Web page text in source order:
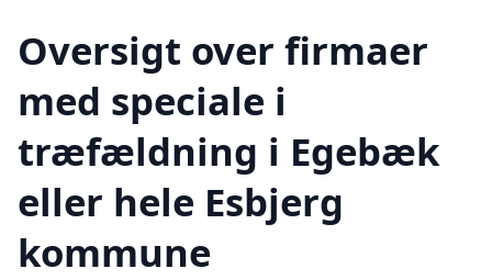
Oversigt over firmaer
med speciale i
træfældning i Egebæk
eller hele Esbjerg
kommune